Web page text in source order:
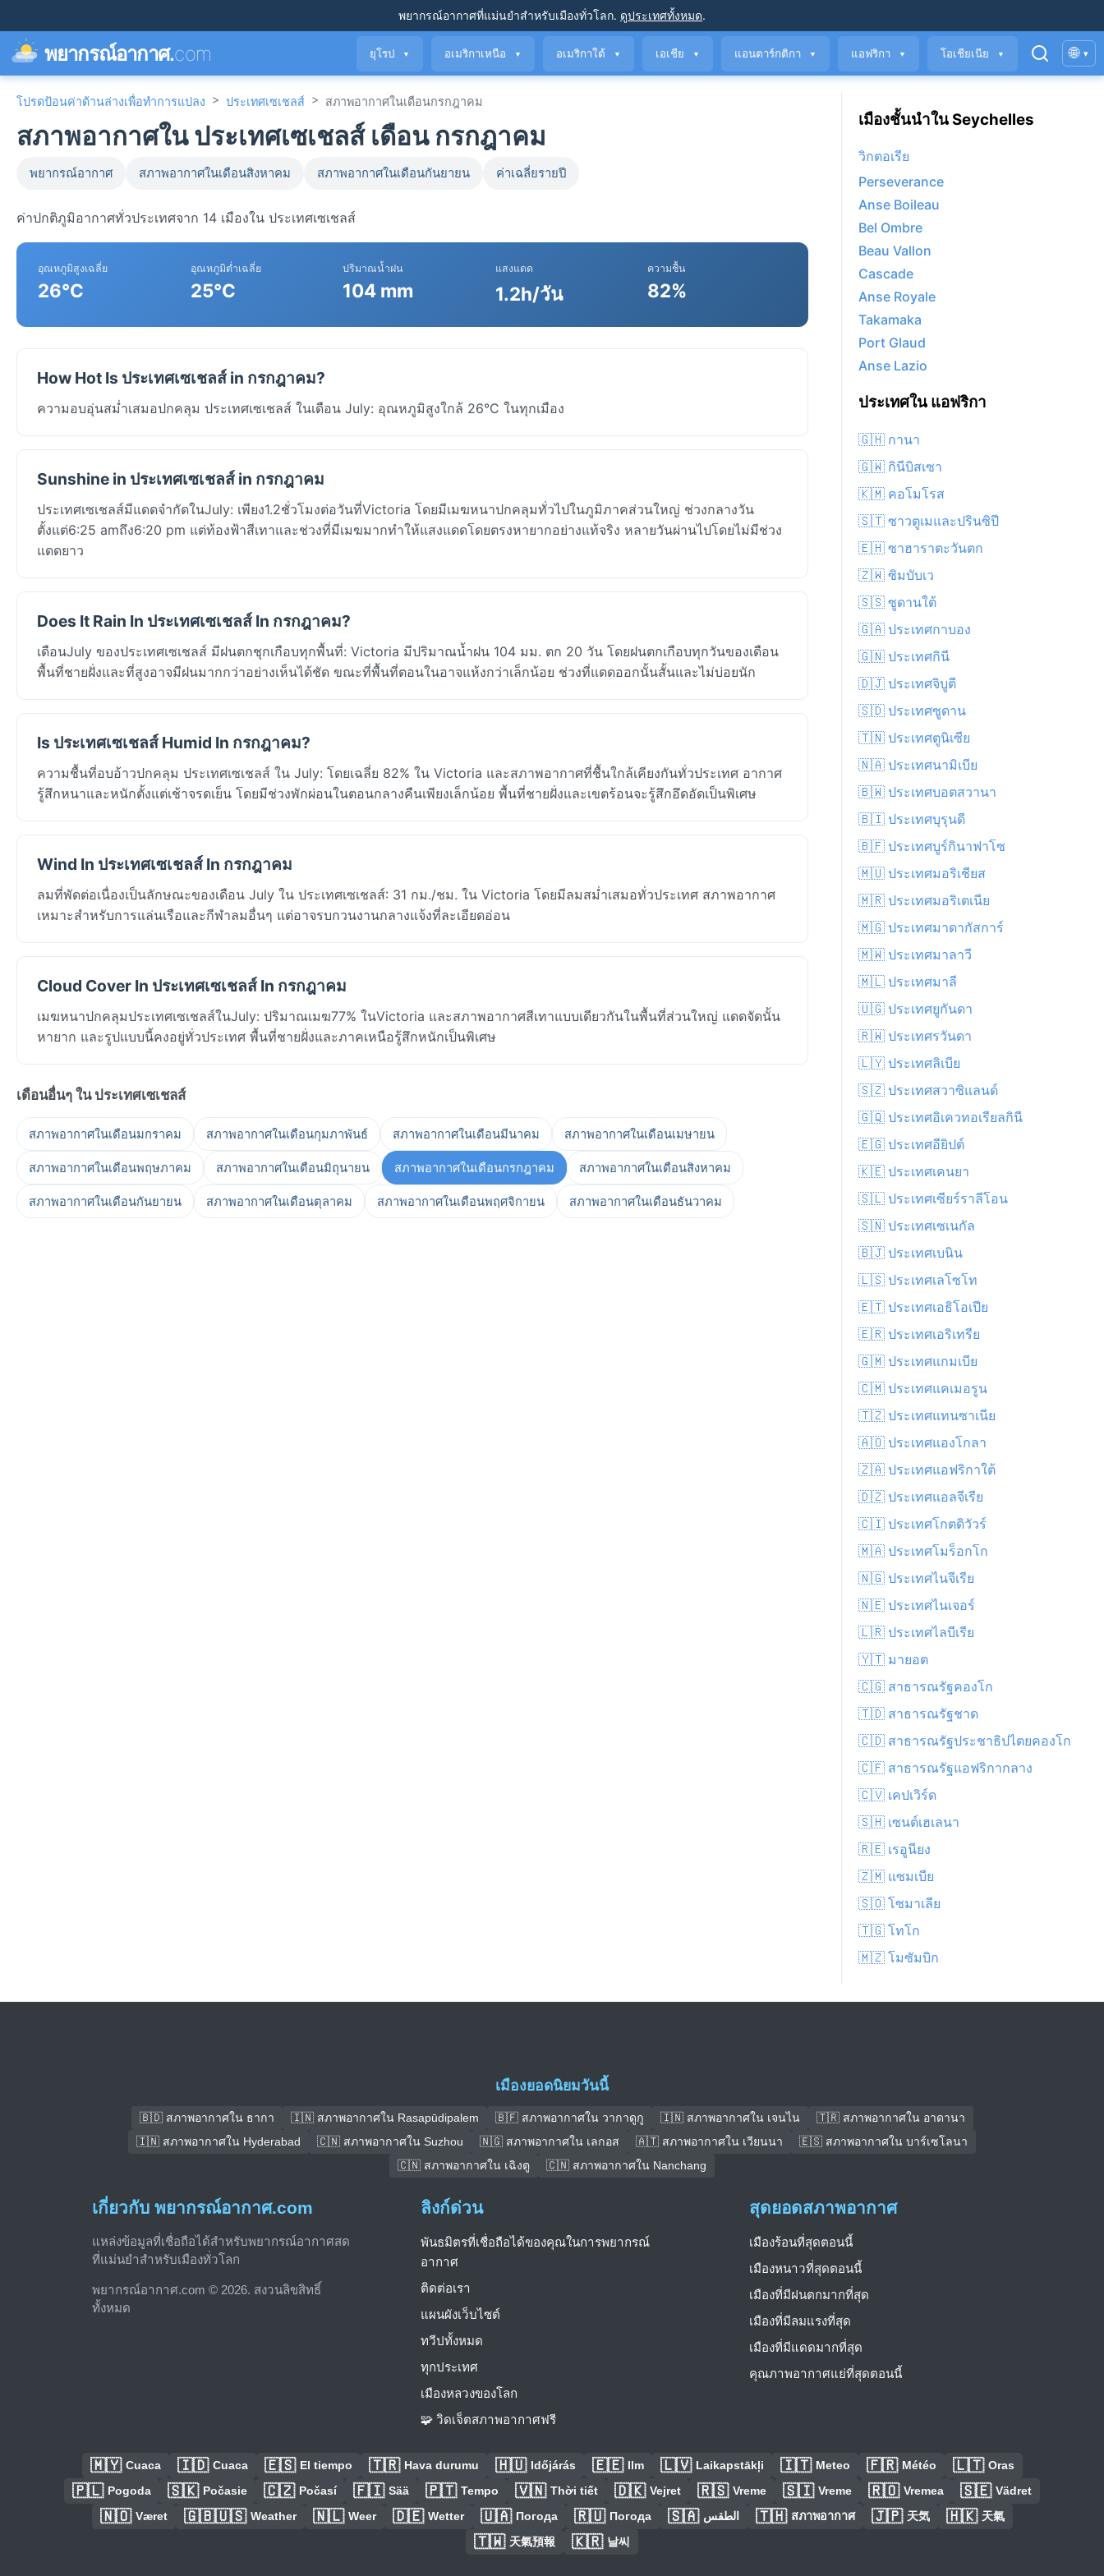
พยากรณ์อากาศที่แม่นยำสำหรับเมืองทั่วโลก. ดูประเทศทั้งหมด.
พยากรณ์อากาศ.com ยุโรป ▼ อเมริกาเหนือ ▼ อเมริกาใต้ ▼ เอเชีย ▼ แอนตาร์กติกา ▼ แอฟริกา ▼ โอเชียเนีย ▼ 🌐 ▾
โปรดป้อนค่าด้านล่างเพื่อทำการแปลง > ประเทศเซเชลส์ > สภาพอากาศในเดือนกรกฎาคม
สภาพอากาศใน ประเทศเซเชลส์ เดือน กรกฎาคม
พยากรณ์อากาศ สภาพอากาศในเดือนสิงหาคม สภาพอากาศในเดือนกันยายน ค่าเฉลี่ยรายปี
ค่าปกติภูมิอากาศทั่วประเทศจาก 14 เมืองใน ประเทศเซเชลส์
อุณหภูมิสูงเฉลี่ย
26°C
อุณหภูมิต่ำเฉลี่ย
25°C
ปริมาณน้ำฝน
104 mm
แสงแดด
1.2h/วัน
ความชื้น
82%
How Hot Is ประเทศเซเชลส์ in กรกฎาคม?
ความอบอุ่นสม่ำเสมอปกคลุม ประเทศเซเชลส์ ในเดือน July: อุณหภูมิสูงใกล้ 26°C ในทุกเมือง
Sunshine in ประเทศเซเชลส์ in กรกฎาคม
ประเทศเซเชลส์มีแดดจำกัดในJuly: เพียง1.2ชั่วโมงต่อวันที่Victoria โดยมีเมฆหนาปกคลุมทั่วไปในภูมิภาคส่วนใหญ่ ช่วงกลางวัน
ตั้งแต่6:25 amถึง6:20 pm แต่ท้องฟ้าสีเทาและช่วงที่มีเมฆมากทำให้แสงแดดโดยตรงหายากอย่างแท้จริง หลายวันผ่านไปโดยไม่มีช่วง
แดดยาว
Does It Rain In ประเทศเซเชลส์ In กรกฎาคม?
เดือนJuly ของประเทศเซเชลส์ มีฝนตกชุกเกือบทุกพื้นที่: Victoria มีปริมาณน้ำฝน 104 มม. ตก 20 วัน โดยฝนตกเกือบทุกวันของเดือน
พื้นที่ชายฝั่งและที่สูงอาจมีฝนมากกว่าอย่างเห็นได้ชัด ขณะที่พื้นที่ตอนในอาจแห้งกว่าเล็กน้อย ช่วงที่แดดออกนั้นสั้นและไม่บ่อยนัก
Is ประเทศเซเชลส์ Humid In กรกฎาคม?
ความชื้นที่อบอ้าวปกคลุม ประเทศเซเชลส์ ใน July: โดยเฉลี่ย 82% ใน Victoria และสภาพอากาศที่ชื้นใกล้เคียงกันทั่วประเทศ อากาศ
รู้สึกหนาและหนักตั้งแต่เช้าจรดเย็น โดยมีช่วงพักผ่อนในตอนกลางคืนเพียงเล็กน้อย พื้นที่ชายฝั่งและเขตร้อนจะรู้สึกอึดอัดเป็นพิเศษ
Wind In ประเทศเซเชลส์ In กรกฎาคม
ลมที่พัดต่อเนื่องเป็นลักษณะของเดือน July ใน ประเทศเซเชลส์: 31 กม./ชม. ใน Victoria โดยมีลมสม่ำเสมอทั่วประเทศ สภาพอากาศ
เหมาะสำหรับการแล่นเรือและกีฬาลมอื่นๆ แต่อาจรบกวนงานกลางแจ้งที่ละเอียดอ่อน
Cloud Cover In ประเทศเซเชลส์ In กรกฎาคม
เมฆหนาปกคลุมประเทศเซเชลส์ในJuly: ปริมาณเมฆ77% ในVictoria และสภาพอากาศสีเทาแบบเดียวกันในพื้นที่ส่วนใหญ่ แดดจัดนั้น
หายาก และรูปแบบนี้คงอยู่ทั่วประเทศ พื้นที่ชายฝั่งและภาคเหนือรู้สึกหนักเป็นพิเศษ
เดือนอื่นๆ ใน ประเทศเซเชลส์
สภาพอากาศในเดือนมกราคม สภาพอากาศในเดือนกุมภาพันธ์ สภาพอากาศในเดือนมีนาคม สภาพอากาศในเดือนเมษายน
สภาพอากาศในเดือนพฤษภาคม สภาพอากาศในเดือนมิถุนายน สภาพอากาศในเดือนกรกฎาคม สภาพอากาศในเดือนสิงหาคม
สภาพอากาศในเดือนกันยายน สภาพอากาศในเดือนตุลาคม สภาพอากาศในเดือนพฤศจิกายน สภาพอากาศในเดือนธันวาคม
เมืองชั้นนำใน Seychelles
วิกตอเรีย
Perseverance
Anse Boileau
Bel Ombre
Beau Vallon
Cascade
Anse Royale
Takamaka
Port Glaud
Anse Lazio
ประเทศใน แอฟริกา
🇬🇭 กานา
🇬🇼 กินีบิสเซา
🇰🇲 คอโมโรส
🇸🇹 ซาวตูเมและปรินซิปี
🇪🇭 ซาฮาราตะวันตก
🇿🇼 ซิมบับเว
🇸🇸 ซูดานใต้
🇬🇦 ประเทศกาบอง
🇬🇳 ประเทศกินี
🇩🇯 ประเทศจิบูตี
🇸🇩 ประเทศซูดาน
🇹🇳 ประเทศตูนิเซีย
🇳🇦 ประเทศนามิเบีย
🇧🇼 ประเทศบอตสวานา
🇧🇮 ประเทศบุรุนดี
🇧🇫 ประเทศบูร์กินาฟาโซ
🇲🇺 ประเทศมอริเชียส
🇲🇷 ประเทศมอริเตเนีย
🇲🇬 ประเทศมาดากัสการ์
🇲🇼 ประเทศมาลาวี
🇲🇱 ประเทศมาลี
🇺🇬 ประเทศยูกันดา
🇷🇼 ประเทศรวันดา
🇱🇾 ประเทศลิเบีย
🇸🇿 ประเทศสวาซิแลนด์
🇬🇶 ประเทศอิเควทอเรียลกินี
🇪🇬 ประเทศอียิปต์
🇰🇪 ประเทศเคนยา
🇸🇱 ประเทศเซียร์ราลีโอน
🇸🇳 ประเทศเซเนกัล
🇧🇯 ประเทศเบนิน
🇱🇸 ประเทศเลโซโท
🇪🇹 ประเทศเอธิโอเปีย
🇪🇷 ประเทศเอริเทรีย
🇬🇲 ประเทศแกมเบีย
🇨🇲 ประเทศแคเมอรูน
🇹🇿 ประเทศแทนซาเนีย
🇦🇴 ประเทศแองโกลา
🇿🇦 ประเทศแอฟริกาใต้
🇩🇿 ประเทศแอลจีเรีย
🇨🇮 ประเทศโกตดิวัวร์
🇲🇦 ประเทศโมร็อกโก
🇳🇬 ประเทศไนจีเรีย
🇳🇪 ประเทศไนเจอร์
🇱🇷 ประเทศไลบีเรีย
🇾🇹 มายอต
🇨🇬 สาธารณรัฐคองโก
🇹🇩 สาธารณรัฐชาด
🇨🇩 สาธารณรัฐประชาธิปไตยคองโก
🇨🇫 สาธารณรัฐแอฟริกากลาง
🇨🇻 เคปเวิร์ด
🇸🇭 เซนต์เฮเลนา
🇷🇪 เรอูนียง
🇿🇲 แซมเบีย
🇸🇴 โซมาเลีย
🇹🇬 โทโก
🇲🇿 โมซัมบิก
เมืองยอดนิยมวันนี้
🇧🇩 สภาพอากาศใน ธากา 🇮🇳 สภาพอากาศใน Rasapūdipalem 🇧🇫 สภาพอากาศใน วากาดูกู 🇮🇳 สภาพอากาศใน เจนไน
🇹🇷 สภาพอากาศใน อาดานา
🇮🇳 สภาพอากาศใน Hyderabad
🇨🇳 สภาพอากาศใน Suzhou 🇳🇬 สภาพอากาศใน เลกอส 🇦🇹 สภาพอากาศใน เวียนนา
🇪🇸 สภาพอากาศใน บาร์เซโลนา
🇨🇳 สภาพอากาศใน เฉิงตู
🇨🇳 สภาพอากาศใน Nanchang
เกี่ยวกับ พยากรณ์อากาศ.com
แหล่งข้อมูลที่เชื่อถือได้สำหรับพยากรณ์อากาศสด
ที่แม่นยำสำหรับเมืองทั่วโลก
พยากรณ์อากาศ.com © 2026. สงวนลิขสิทธิ์
ทั้งหมด
ลิงก์ด่วน
พันธมิตรที่เชื่อถือได้ของคุณในการพยากรณ์
อากาศ
ติดต่อเรา
แผนผังเว็บไซต์
ทวีปทั้งหมด
ทุกประเทศ
เมืองหลวงของโลก
🧩 วิดเจ็ตสภาพอากาศฟรี
สุดยอดสภาพอากาศ
เมืองร้อนที่สุดตอนนี้
เมืองหนาวที่สุดตอนนี้
เมืองที่มีฝนตกมากที่สุด
เมืองที่มีลมแรงที่สุด
เมืองที่มีแดดมากที่สุด
คุณภาพอากาศแย่ที่สุดตอนนี้
🇲🇾 Cuaca 🇮🇩 Cuaca 🇪🇸 El tiempo 🇹🇷 Hava durumu 🇭🇺 Időjárás 🇪🇪 Ilm 🇱🇻 Laikapstākļi 🇮🇹 Meteo 🇫🇷 Météo 🇱🇹 Oras
🇵🇱 Pogoda 🇸🇰 Počasie 🇨🇿 Počasí 🇫🇮 Sää 🇵🇹 Tempo 🇻🇳 Thời tiết 🇩🇰 Vejret 🇷🇸 Vreme 🇸🇮 Vreme 🇷🇴 Vremea 🇸🇪 Vädret
🇳🇴 Været 🇬🇧🇺🇸 Weather 🇳🇱 Weer 🇩🇪 Wetter 🇺🇦 Погода 🇷🇺 Погода 🇸🇦 الطقس 🇹🇭 สภาพอากาศ 🇯🇵 天気 🇭🇰 天氣
🇹🇼 天氣預報 🇰🇷 날씨